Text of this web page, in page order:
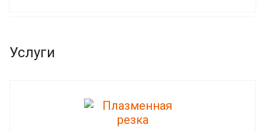
Услуги